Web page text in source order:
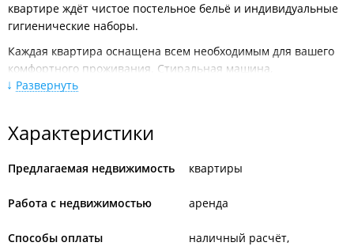
квартире ждёт чистое постельное бельё и индивидуальные
гигиенические наборы.
Каждая квартира оснащена всем необходимым для вашего
комфортного проживания. Стиральная машина,
кондиционер, титан, утюг, гладильная доска, фен и многое
потребуется ждать администратора, заселиться можно в
Предоставляются отчётные документы для
Все квартиры расположены вблизи остановок. Внутри ждёт
Развернуть
Характеристики
Предлагаемая недвижимость квартиры
Работа с недвижимостью аренда
Способы оплаты
наличный расчёт